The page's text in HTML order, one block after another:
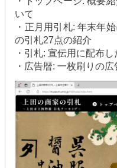
いて
・正月用引札: 年末年
の引札27点の紹介
・引札: 宣伝用に配布
・広告暦: 一枚刷りの